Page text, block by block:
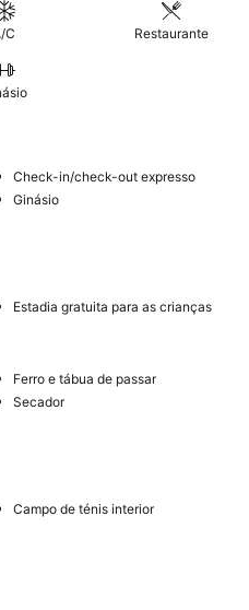
C Restaurante
Check-in/check-out expresso
Ginásio
Estadia gratuita para as crianças
Ferro e tábua de passar
Secador
Campo de ténis interior